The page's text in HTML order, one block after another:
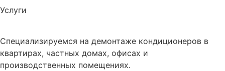
Услуги
Специализируемся на демонтаже кондиционеров в
квартирах, частных домах, офисах и
производственных помещениях.